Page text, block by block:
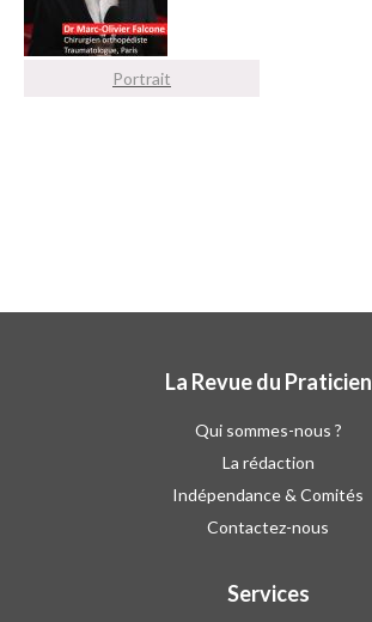
Portrait
La Revue du Praticien
Qui sommes-nous ?
La rédaction
Indépendance & Comités
Contactez-nous
Services